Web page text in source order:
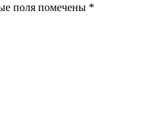
поля помечены *